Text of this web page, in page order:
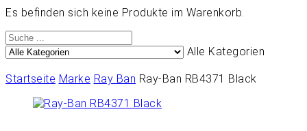
Es befinden sich keine Produkte im Warenkorb.
Alle Kategorien
Startseite Marke Ray Ban Ray-Ban RB4371 Black